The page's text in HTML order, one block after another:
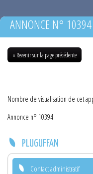
ANNONCE N°
« Revenir sur la page précédente
Nombre de visualisation de cet
Annonce n° 10394
PLUGUFFAN
Contact administratif